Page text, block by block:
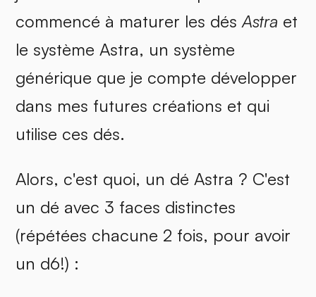
commencé à maturer les désAstra et
le système Astra, un système
générique que je compte développer
dans mes futures créations et qui
utilise ces dés.
Alors, c'est quoi, un dé Astra ? C'est
un dé avec 3 faces distinctes
(répétées chacune 2 fois, pour avoir
un d6!) :